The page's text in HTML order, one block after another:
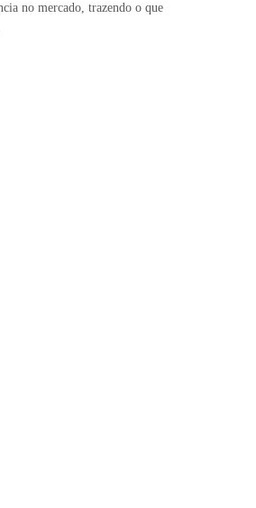
no mercado, trazendo o que